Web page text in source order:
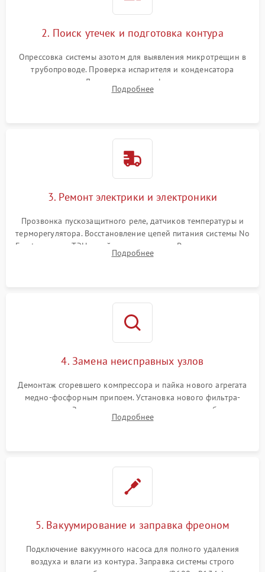
2. Поиск утечек и подготовка контура
Опрессовка системы азотом для выявления микротрещин в
трубопроводе. Проверка испарителя и конденсатора
течеискателем. Демонтаж старого фильтра-осушителя и
продувка капиллярной трубки для устранения засоров.
Подробнее
3. Ремонт электрики и электроники
Прозвонка пускозащитного реле, датчиков температуры и
терморегулятора. Восстановление цепей питания системы No
Frost, включая ТЭН оттайки и вентилятор. Ремонт или замена
платы управления при сбоях алгоритмов.
Подробнее
4. Замена неисправных узлов
Демонтаж сгоревшего компрессора и пайка нового агрегата
медно-фосфорным припоем. Установка нового фильтра-
осушителя. Замена изношенных вентиляторов обдува,
сломанных заслонок или поврежденных дверных петель.
Подробнее
5. Вакуумирование и заправка фреоном
Подключение вакуумного насоса для полного удаления
воздуха и влаги из контура. Заправка системы строго